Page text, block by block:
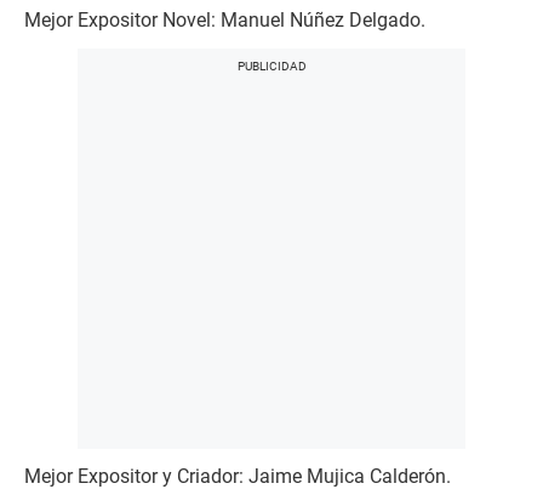
Mejor Expositor Novel: Manuel Núñez Delgado.
Mejor Expositor y Criador: Jaime Mujica Calderón.